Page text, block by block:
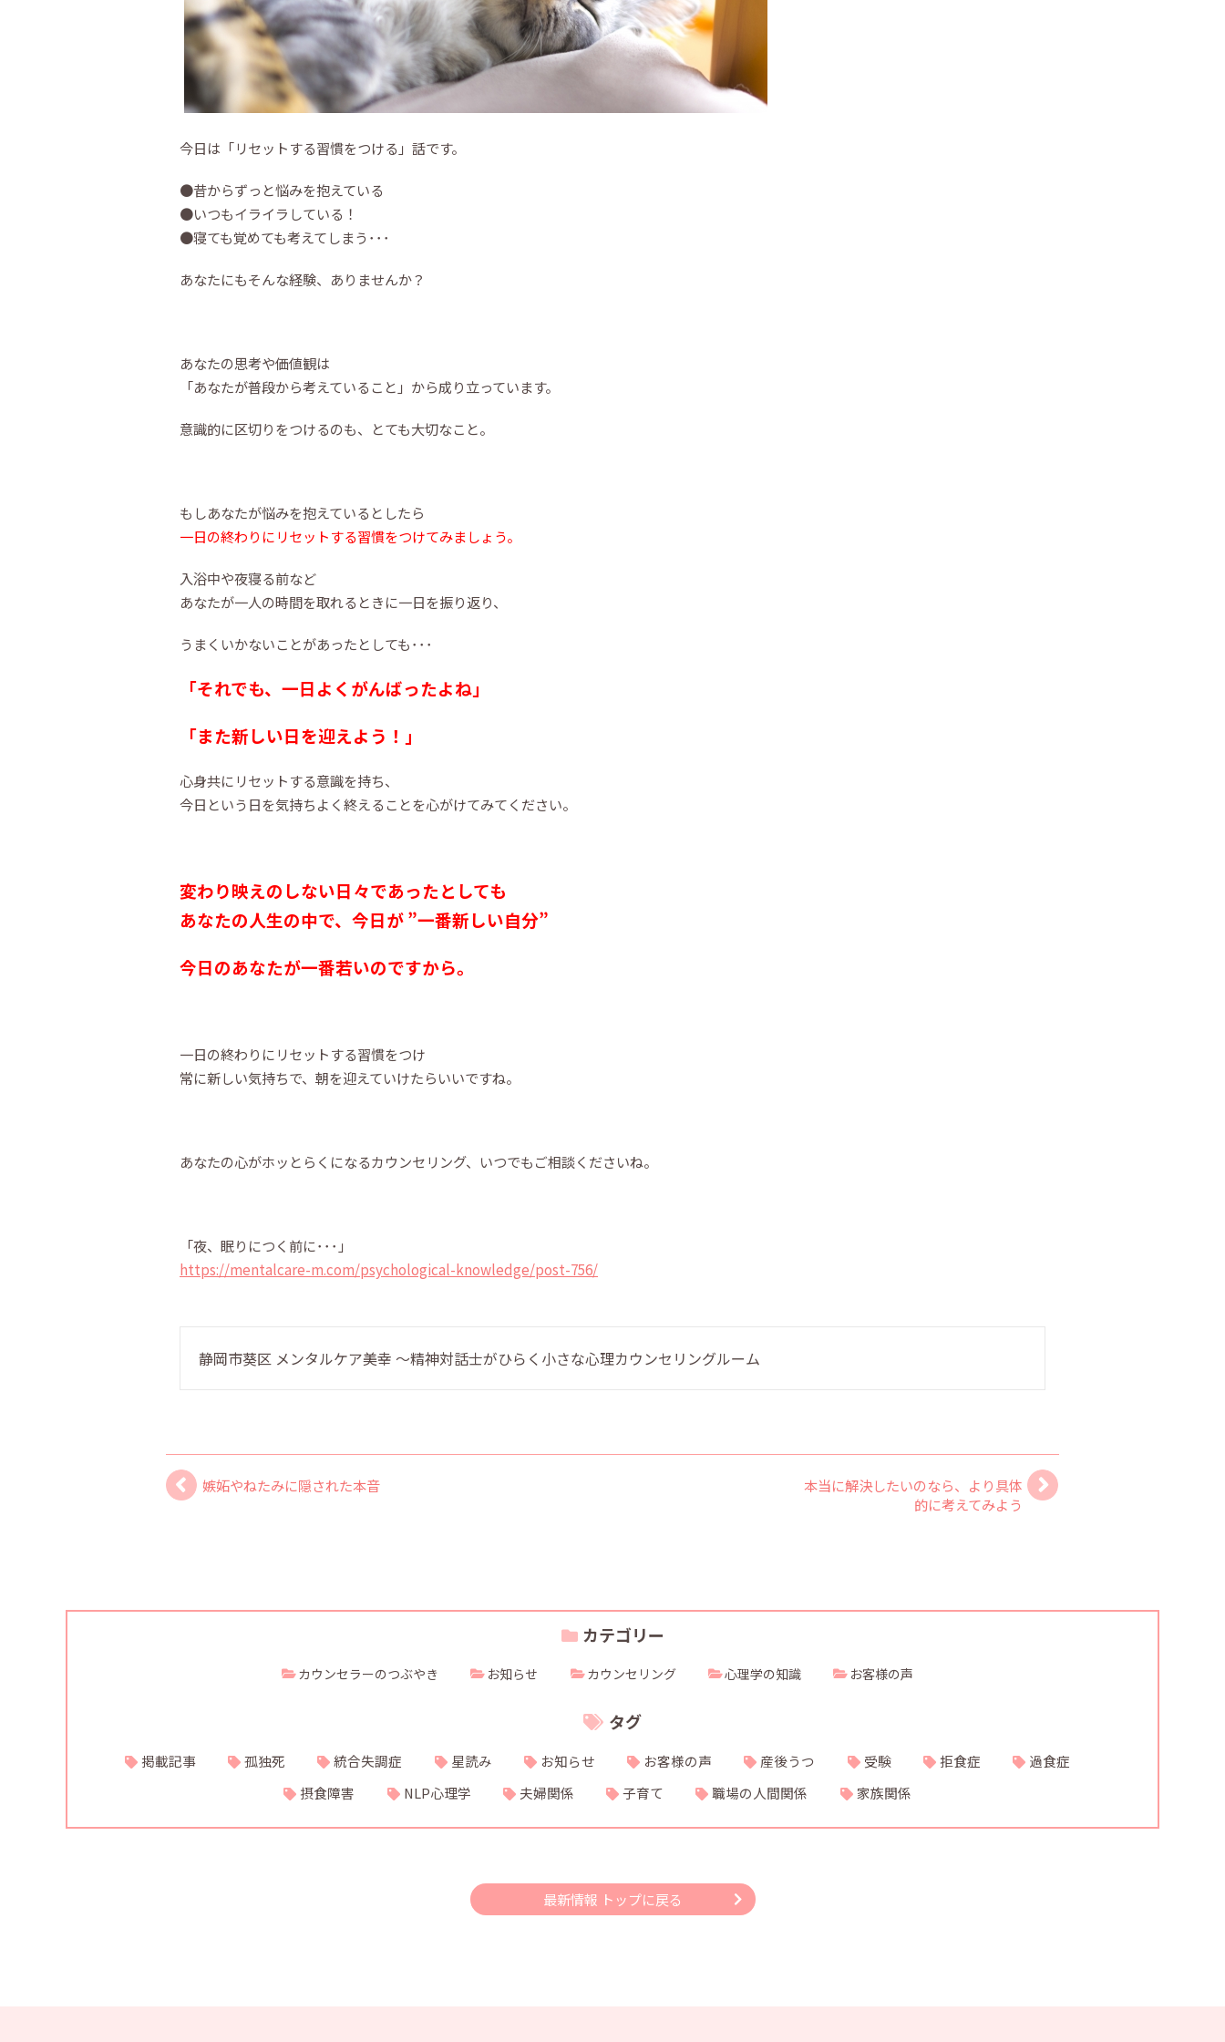
今日は「リセットする習慣をつける」話です。
●昔からずっと悩みを抱えている
●いつもイライラしている！
●寝ても覚めても考えてしまう･･･
あなたにもそんな経験、ありませんか？
あなたの思考や価値観は
「あなたが普段から考えていること」から成り立っています。
意識的に区切りをつけるのも、とても大切なこと。
もしあなたが悩みを抱えているとしたら
一日の終わりにリセットする習慣をつけてみましょう。
入浴中や夜寝る前など
あなたが一人の時間を取れるときに一日を振り返り、
うまくいかないことがあったとしても･･･
「それでも、一日よくがんばったよね」
「また新しい日を迎えよう！」
心身共にリセットする意識を持ち、
今日という日を気持ちよく終えることを心がけてみてください。
変わり映えのしない日々であったとしても
あなたの人生の中で、今日が ”一番新しい自分”
今日のあなたが一番若いのですから。
一日の終わりにリセットする習慣をつけ
常に新しい気持ちで、朝を迎えていけたらいいですね。
あなたの心がホッとらくになるカウンセリング、いつでもご相談くださいね。
「夜、眠りにつく前に･･･」
https://mentalcare-m.com/psychological-knowledge/post-756/
静岡市葵区 メンタルケア美幸 〜精神対話士がひらく小さな心理カウンセリングルーム
嫉妬やねたみに隠された本音
本当に解決したいのなら、より具体
的に考えてみよう
カテゴリー
カウンセラーのつぶやき お知らせ カウンセリング 心理学の知識 お客様の声
タグ
掲載記事 孤独死 統合失調症 星読み お知らせ お客様の声 産後うつ 受験 拒食症
過食症
摂食障害
NLP心理学 夫婦関係 子育て 職場の人間関係 家族関係
最新情報 トップに戻る